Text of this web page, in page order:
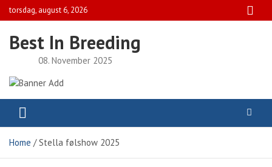
Skip
to
torsdag, august 6, 2026
Best In Breeding
08. November 2025
Home Stella følshow 2025